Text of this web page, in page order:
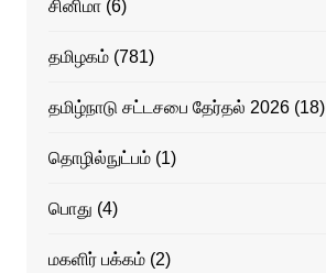
சினிமா(6)
தமிழகம்(781)
தமிழ்நாடு சட்டசபை தேர்தல் 2026(18)
தொழில்நுட்பம்(1)
பொது (4)
மகளிர் பக்கம்(2)